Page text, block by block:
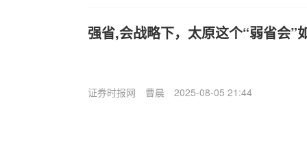
强省,会战略下，太原这个“弱省会”
证券时报网 曹晨 2025-08-05 21:44